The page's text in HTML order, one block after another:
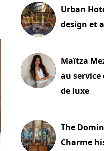
Urban
design et
Maïtza
au service
de luxe
The
Charme